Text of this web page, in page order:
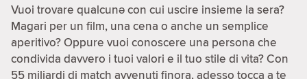
Vuoi trovare qualcunə con cui uscire insieme la sera?
Magari per un film, una cena o anche un semplice
aperitivo? Oppure vuoi conoscere una persona che
condivida davvero i tuoi valori e il tuo stile di vita? Con
55 miliardi di match avvenuti finora, adesso tocca a te